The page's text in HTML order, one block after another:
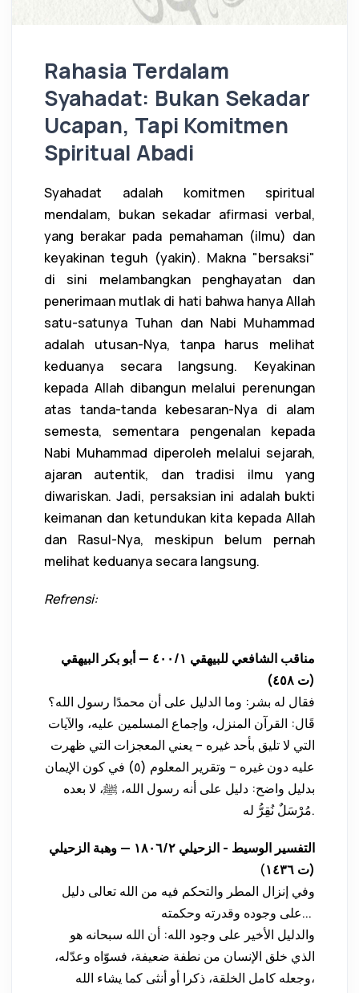
Rahasia Terdalam
Syahadat: Bukan Sekadar
Ucapan, Tapi Komitmen
Spiritual Abadi
Syahadat adalah komitmen spiritual
mendalam, bukan sekadar afirmasi verbal,
yang berakar pada pemahaman (ilmu) dan
keyakinan teguh (yakin). Makna "bersaksi"
di sini melambangkan penghayatan dan
penerimaan mutlak di hati bahwa hanya Allah
satu-satunya Tuhan dan Nabi Muhammad
adalah utusan-Nya, tanpa harus melihat
keduanya secara langsung. Keyakinan
kepada Allah dibangun melalui perenungan
atas tanda-tanda kebesaran-Nya di alam
semesta, sementara pengenalan kepada
Nabi Muhammad diperoleh melalui sejarah,
ajaran autentik, dan tradisi ilmu yang
diwariskan. Jadi, persaksian ini adalah bukti
keimanan dan ketundukan kita kepada Allah
dan Rasul-Nya, meskipun belum pernah
melihat keduanya secara langsung.
Refrensi:
مناقب الشافعي للبيهقي ١/‏٤٠٠ — أبو بكر البيهقي
(ت ٤٥٨)
فقال له بشر: وما الدليل على أن محمدًا رسول الله؟
قَال: القرآن المنزل، وإجماع المسلمين عليه، والآيات
التي لا تليق بأحد غيره – يعني المعجزات التي ظهرت
عليه دون غيره – وتقرير المعلوم (٥) في كون الإيمان
بدليل واضح: دليل على أنه رسول الله، ﷺ، لا بعده
مُرْسَلٌ نُقِرُّ له.
التفسير الوسيط - الزحيلي ٢/‏١٨٠٦ — وهبة الزحيلي
(ت ١٤٣٦
)
وفي إنزال المطر والتحكم فيه من الله تعالى دليل
على وجوده وقدرته وحكمته...
والدليل الأخير على وجود الله: أن الله سبحانه هو
الذي خلق الإنسان من نطفة ضعيفة، فسوّاه وعدّله،
وجعله كامل الخلقة، ذكرا أو أنثى كما يشاء الله،